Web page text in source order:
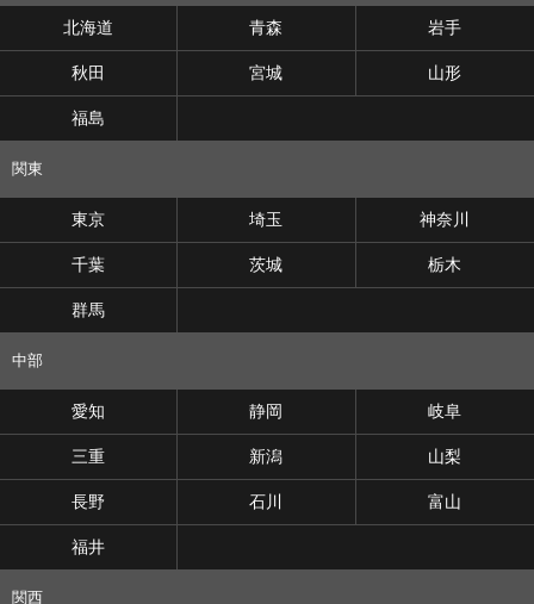
北海道 青森 岩手
秋田 宮城 山形
福島
関東
東京 埼玉 神奈川
千葉 茨城 栃木
群馬
中部
愛知 静岡 岐阜
三重 新潟 山梨
長野 石川 富山
福井
関西